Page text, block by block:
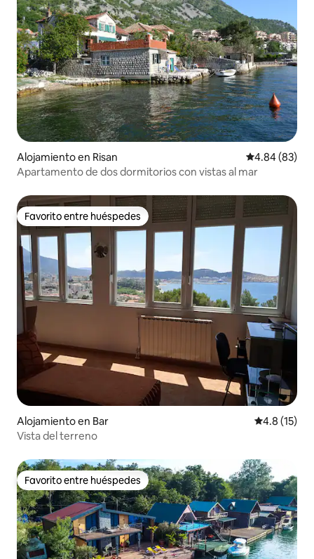
Alojamiento en Risan Calificación
4.84 (83)
Apartamento de dos dormitorios con vistas al mar
Favorito entre huéspedes
Favorito entre huéspedes
Alojamiento en Bar Calificación
4.8 (15)
Vista del terreno
Favorito entre huéspedes
Favorito entre huéspedes